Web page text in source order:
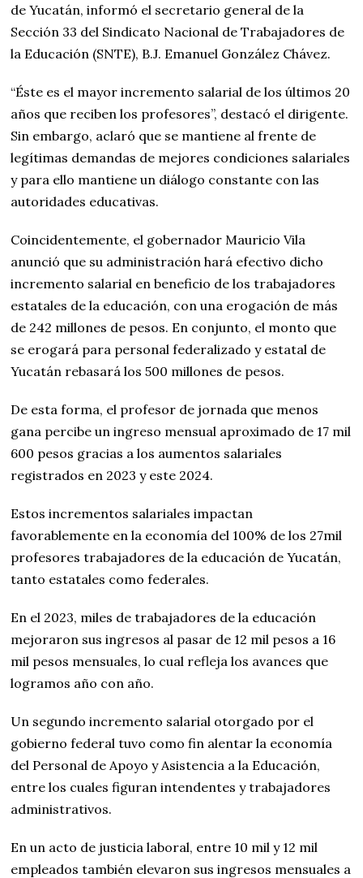
de Yucatán, informó el secretario general de la
Sección 33 del Sindicato Nacional de Trabajadores de
la Educación (SNTE), B.J. Emanuel González Chávez.
“Éste es el mayor incremento salarial de los últimos 20
años que reciben los profesores”, destacó el dirigente.
Sin embargo, aclaró que se mantiene al frente de
legítimas demandas de mejores condiciones salariales
y para ello mantiene un diálogo constante con las
autoridades educativas.
Coincidentemente, el gobernador Mauricio Vila
anunció que su administración hará efectivo dicho
incremento salarial en beneficio de los trabajadores
estatales de la educación, con una erogación de más
de 242 millones de pesos. En conjunto, el monto que
se erogará para personal federalizado y estatal de
Yucatán rebasará los 500 millones de pesos.
De esta forma, el profesor de jornada que menos
gana percibe un ingreso mensual aproximado de 17 mil
600 pesos gracias a los aumentos salariales
registrados en 2023 y este 2024.
Estos incrementos salariales impactan
favorablemente en la economía del 100% de los 27mil
profesores trabajadores de la educación de Yucatán,
tanto estatales como federales.
En el 2023, miles de trabajadores de la educación
mejoraron sus ingresos al pasar de 12 mil pesos a 16
mil pesos mensuales, lo cual refleja los avances que
logramos año con año.
Un segundo incremento salarial otorgado por el
gobierno federal tuvo como fin alentar la economía
del Personal de Apoyo y Asistencia a la Educación,
entre los cuales figuran intendentes y trabajadores
administrativos.
En un acto de justicia laboral, entre 10 mil y 12 mil
empleados también elevaron sus ingresos mensuales a